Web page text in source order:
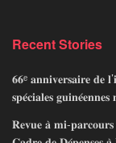
Recent Stories
𝟔𝟔ᵉ 𝐚𝐧𝐧𝐢𝐯𝐞𝐫𝐬𝐚𝐢𝐫𝐞 𝐝𝐞
𝐬𝐩𝐞́𝐜𝐢𝐚𝐥𝐞𝐬
𝐑𝐞𝐯𝐮𝐞 𝐚̀ 𝐦𝐢-